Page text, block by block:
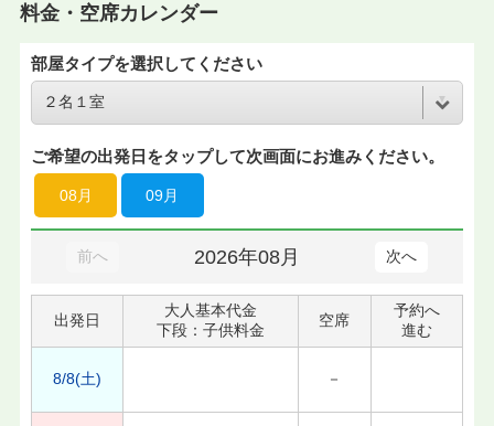
料金・空席カレンダー
部屋タイプを選択してください
ご希望の出発日をタップして次画面にお進みください。
08月 09月
前へ 2026年08月 次へ
出発日
大人基本代金
下段：子供料金
空席
予約へ
進む
8/8(土) －